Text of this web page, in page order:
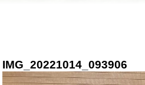
IMG_20221014_093906